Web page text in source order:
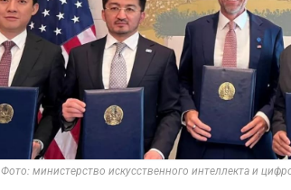
Фото: министерство искусственного интеллекта и